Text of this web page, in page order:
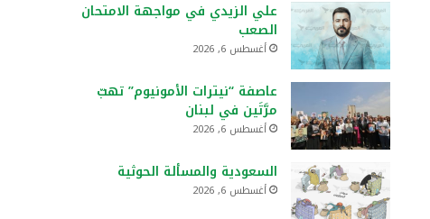
علي الزيدي في مواجهة الامتحان
الصعب
أغسطس 6, 2026
عاصفة “نيترات الأمونيوم” تهبّ
مرَّتَين في لبنان
أغسطس 6, 2026
السعودية والمسألة الحوثية
أغسطس 6, 2026